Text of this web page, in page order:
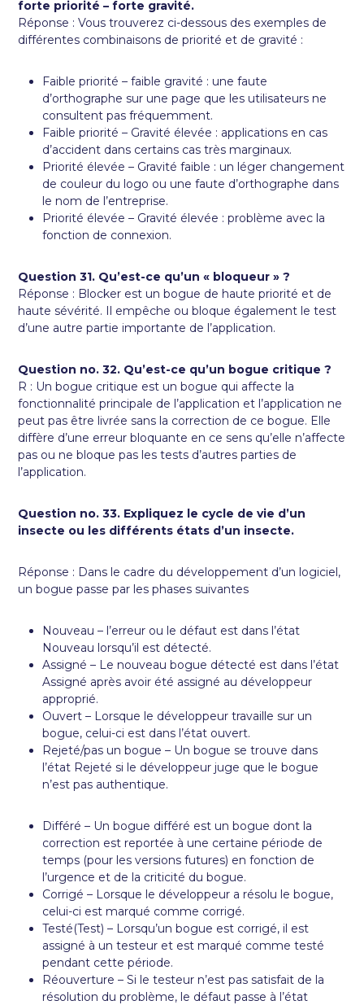
forte priorité – forte gravité.
Réponse : Vous trouverez ci-dessous des exemples de
différentes combinaisons de priorité et de gravité :
Faible priorité – faible gravité : une faute
d’orthographe sur une page que les utilisateurs ne
consultent pas fréquemment.
Faible priorité – Gravité élevée : applications en cas
d’accident dans certains cas très marginaux.
Priorité élevée – Gravité faible : un léger changement
de couleur du logo ou une faute d’orthographe dans
le nom de l’entreprise.
Priorité élevée – Gravité élevée : problème avec la
fonction de connexion.
Question 31. Qu’est-ce qu’un « bloqueur » ?
Réponse : Blocker est un bogue de haute priorité et de
haute sévérité. Il empêche ou bloque également le test
d’une autre partie importante de l’application.
Question no. 32. Qu’est-ce qu’un bogue critique ?
R : Un bogue critique est un bogue qui affecte la
fonctionnalité principale de l’application et l’application ne
peut pas être livrée sans la correction de ce bogue. Elle
diffère d’une erreur bloquante en ce sens qu’elle n’affecte
pas ou ne bloque pas les tests d’autres parties de
l’application.
Question no. 33. Expliquez le cycle de vie d’un
insecte ou les différents états d’un insecte.
Réponse : Dans le cadre du développement d’un logiciel,
un bogue passe par les phases suivantes
Nouveau – l’erreur ou le défaut est dans l’état
Nouveau lorsqu’il est détecté.
Assigné – Le nouveau bogue détecté est dans l’état
Assigné après avoir été assigné au développeur
approprié.
Ouvert – Lorsque le développeur travaille sur un
bogue, celui-ci est dans l’état ouvert.
Rejeté/pas un bogue – Un bogue se trouve dans
l’état Rejeté si le développeur juge que le bogue
n’est pas authentique.
Différé – Un bogue différé est un bogue dont la
correction est reportée à une certaine période de
temps (pour les versions futures) en fonction de
l’urgence et de la criticité du bogue.
Corrigé – Lorsque le développeur a résolu le bogue,
celui-ci est marqué comme corrigé.
Testé(Test) – Lorsqu’un bogue est corrigé, il est
assigné à un testeur et est marqué comme testé
pendant cette période.
Réouverture – Si le testeur n’est pas satisfait de la
résolution du problème, le défaut passe à l’état